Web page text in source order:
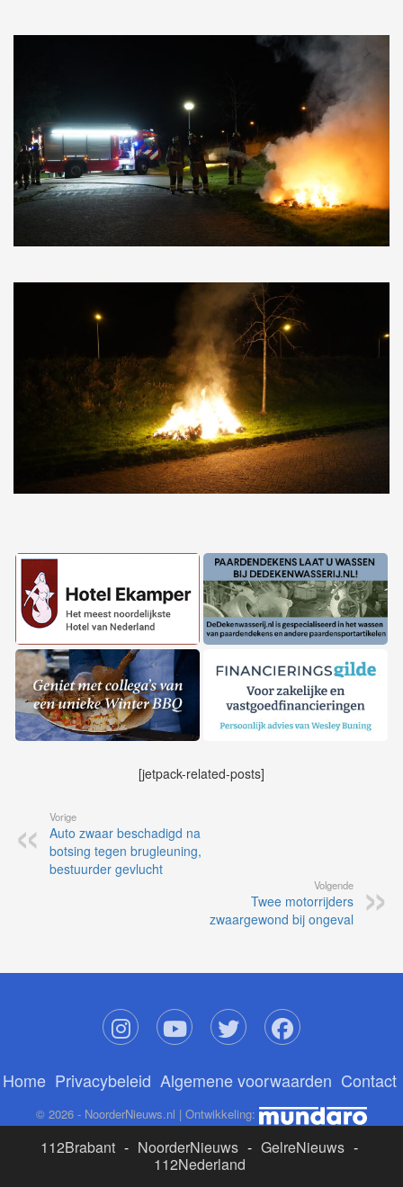
[jetpack-related-posts]
Vorige
Auto zwaar beschadigd na
botsing tegen brugleuning,
bestuurder gevlucht
Volgende
Twee motorrijders
zwaargewond bij ongeval
Home Privacybeleid Algemene voorwaarden Contact
© 2026 - NoorderNieuws.nl | Ontwikkeling:
112Brabant - NoorderNieuws - GelreNieuws -
112Nederland